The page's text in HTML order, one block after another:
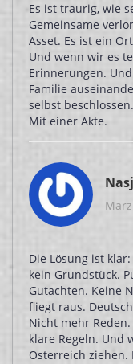
Es ist traurig, wie
Gemeinsame
Asset. Es ist ein
Und wenn wir es
Erinnerungen.
Familie
selbst
Mit einer Akte.
Die Lösung ist
kein Grundstück.
Gutachten. Keine
fliegt raus.
Nicht mehr
klare Regeln. Und
Österreich ziehen.